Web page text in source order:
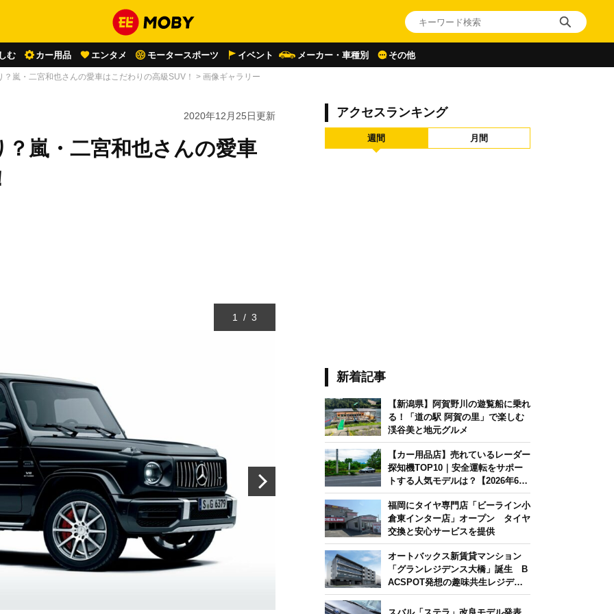
む カー用品 エンタメ モータースポーツ イベント メーカー・車種別 その他
？嵐・二宮和也さんの愛車はこだわりの高級SUV！ > 画像ギャラリー
2020年12月25日更新
嵐・二宮和也さんの愛車
1 / 3
アクセスランキング
週間 月間
新着記事
【新潟県】阿賀野川の遊覧船に乗れ
る！「道の駅 阿賀の里」で楽しむ
渓谷美と地元グルメ
【カー用品店】売れているレーダー
探知機TOP10｜安全運転をサポー
トする人気モデルは？【2026年6月
版】
福岡にタイヤ専門店「ビーライン小
倉東インター店」オープン タイヤ
交換と安心サービスを提供
オートバックス新賃貸マンション
「グランレジデンス大橋」誕生 B
ACSPOT発想の趣味共生レジデン
ス